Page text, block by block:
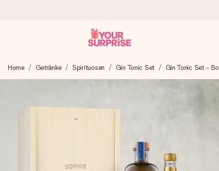
Wir bereiten dein Geschenk sorgfältig vor und schicken es
blitzschnell – damit du es genau zum richtigen Zeitpunkt
Unsere Geschenke begeistern. Kunden bewerten uns mit
4,8 bei Google Reviews (Gesamtergebnis aller Länder, in
die wir versenden).
Home Getränke Spirituosen Gin Tonic Set Gin Tonic Set -